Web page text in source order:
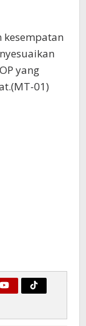
yang
01)